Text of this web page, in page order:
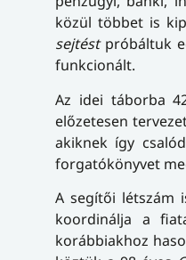
közül többet is
sejtéstpróbáltuk
funkcionált.
Az idei táborba
előzetesen
akiknek így
forgatókönyvet
A segítői létszám
koordinálja a
korábbiakhoz